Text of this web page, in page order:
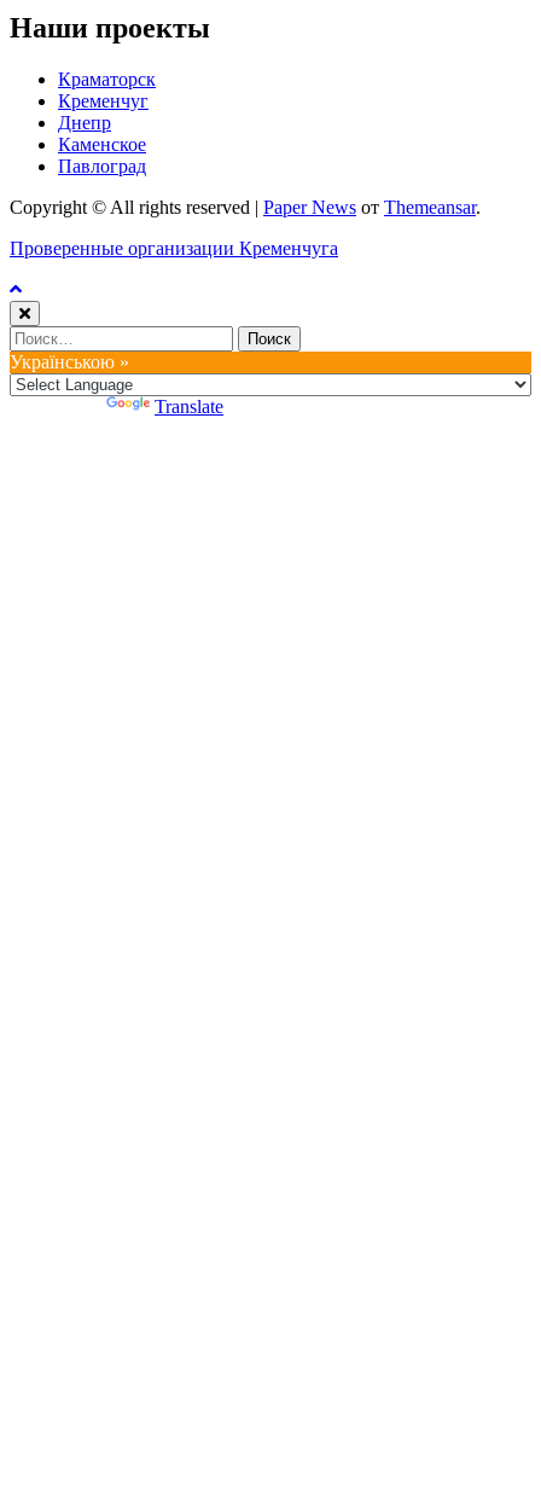
Наши проекты
Краматорск
Кременчуг
Днепр
Каменское
Павлоград
Copyright © All rights reserved | Paper News от Themeansar.
Проверенные организации Кременчуга
Найти:
Українською »
Translate